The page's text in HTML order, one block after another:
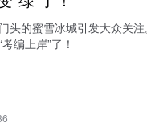
头的蜜雪冰城引发大众关
编上岸”了！